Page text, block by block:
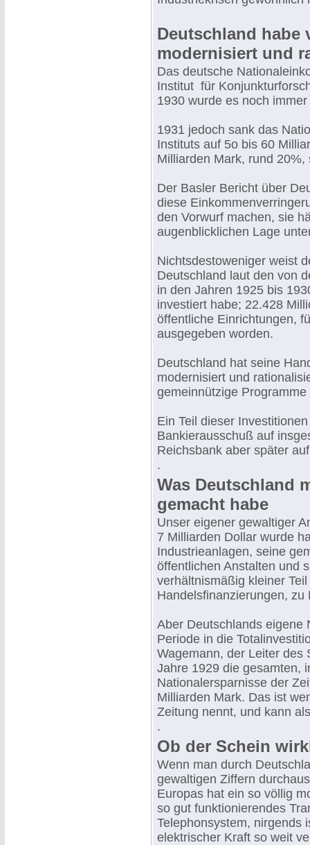
Deutschland habe
modernisiert und
Das deutsche
Institut für
1930 wurde es noch
1931 jedoch sank das
Instituts auf 5o bis 60
Milliarden Mark, rund 20%,
Der Basler Bericht über
diese
den Vorwurf machen, sie
augenblicklichen Lage
Nichtsdestoweniger weist
Deutschland laut den von
in den Jahren 1925 bis
investiert habe; 22.428
öffentliche Einrichtungen,
ausgegeben worden.
Deutschland hat seine
modernisiert und
gemeinnützige
Ein Teil dieser
Bankierausschuß auf
Reichsbank aber später
.
Was Deutschland
gemacht habe
Unser eigener gewaltiger
7 Milliarden Dollar wurde
Industrieanlagen, seine
öffentlichen Anstalten und
verhältnismäßig kleiner
Handelsfinanzierungen,
Aber Deutschlands eigene
Periode in die
Wagemann, der Leiter des
Jahre 1929 die gesamten,
Nationalersparnisse der
Milliarden Mark. Das ist
Zeitung nennt, und kann
.
Ob der Schein
Wenn man durch
gewaltigen Ziffern
Europas hat ein so völlig
so gut funktionierendes
Telephonsystem, nirgends
elektrischer Kraft so weit